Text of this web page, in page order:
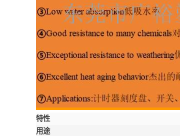
特性
用途